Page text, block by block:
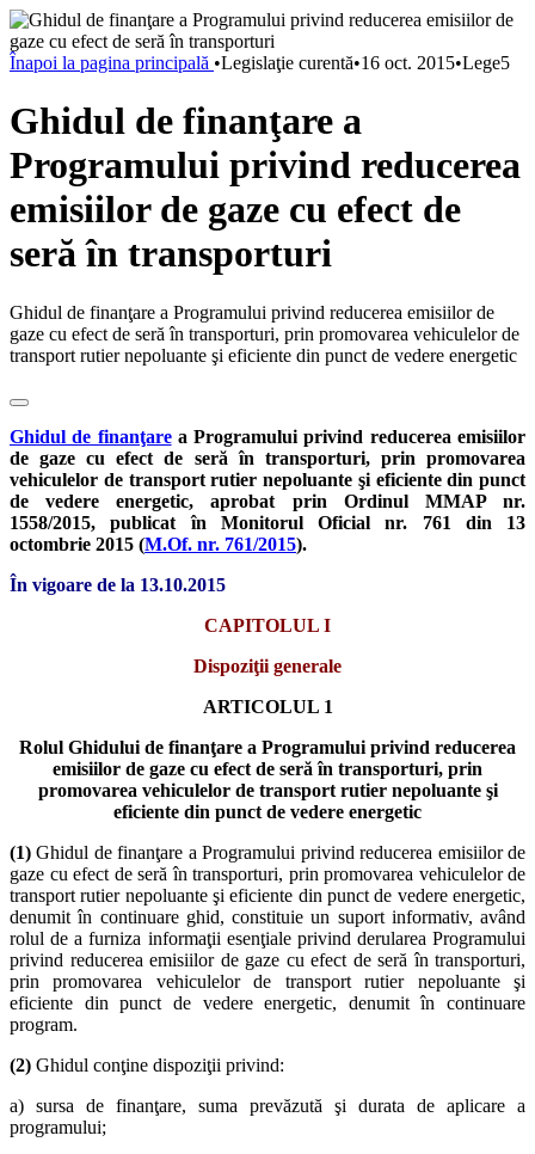
Înapoi la pagina principală •Legislaţie curentă•16 oct. 2015•Lege5
Ghidul de finanţare a
Programului privind reducerea
emisiilor de gaze cu efect de
seră în transporturi
Ghidul de finanţare a Programului privind reducerea emisiilor de
gaze cu efect de seră în transporturi, prin promovarea vehiculelor de
transport rutier nepoluante şi eficiente din punct de vedere energetic
Ghidul de finanţarea Programului privind reducerea emisiilor
de gaze cu efect de seră în transporturi, prin promovarea
vehiculelor de transport rutier nepoluante şi eficiente din punct
de vedere energetic, aprobat prin Ordinul MMAP nr.
1558/2015, publicat în Monitorul Oficial nr. 761 din 13
octombrie 2015 (M.Of. nr. 761/2015).
În vigoare de la 13.10.2015
CAPITOLUL I
Dispoziţii generale
ARTICOLUL 1
Rolul Ghidului de finanţare a Programului privind reducerea
emisiilor de gaze cu efect de seră în transporturi, prin
promovarea vehiculelor de transport rutier nepoluante şi
eficiente din punct de vedere energetic
(1) Ghidul de finanţare a Programului privind reducerea emisiilor de
gaze cu efect de seră în transporturi, prin promovarea vehiculelor de
transport rutier nepoluante şi eficiente din punct de vedere energetic,
denumit în continuare ghid, constituie un suport informativ, având
rolul de a furniza informaţii esenţiale privind derularea Programului
privind reducerea emisiilor de gaze cu efect de seră în transporturi,
prin promovarea vehiculelor de transport rutier nepoluante şi
eficiente din punct de vedere energetic, denumit în continuare
program.
(2) Ghidul conţine dispoziţii privind:
a) sursa de finanţare, suma prevăzută şi durata de aplicare a
programului;